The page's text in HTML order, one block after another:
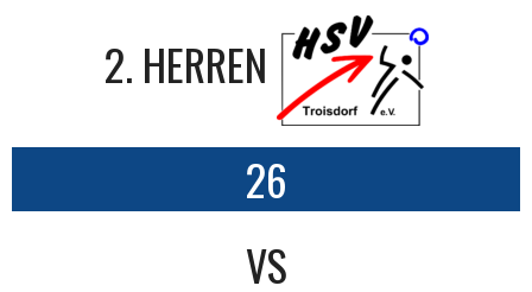
2. HERREN
26
VS